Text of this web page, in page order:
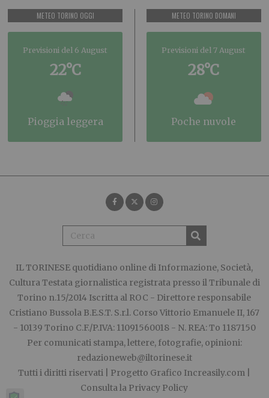
METEO TORINO OGGI
Previsioni del 6 August
22°C
pioggia leggera
METEO TORINO DOMANI
Previsioni del 7 August
28°C
poche nuvole
IL TORINESE quotidiano online di Informazione, Società,
Cultura Testata giornalistica registrata presso il Tribunale di
Torino n.15/2014 Iscritta al ROC - Direttore responsabile
Cristiano Bussola B.E.S.T. S.r.l. Corso Vittorio Emanuele II, 167
- 10139 Torino C.F./P.IVA: 11091560018 - N. REA: To 1187150
Per comunicati stampa, lettere, fotografie, opinioni:
redazioneweb@iltorinese.it
Tutti i diritti riservati | Progetto Grafico Increasily.com
Consulta la Privacy Policy